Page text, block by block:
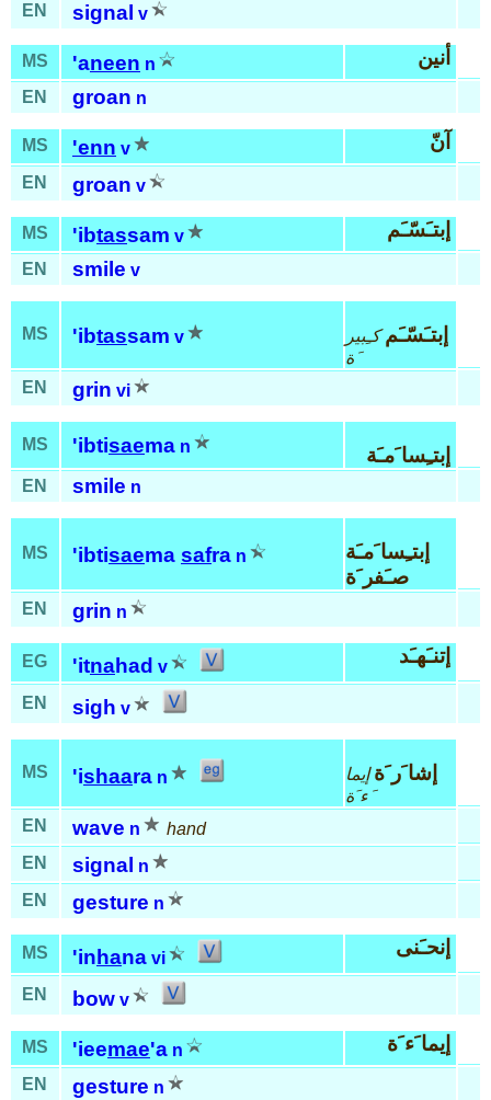
EN signal v
MS 'aneen n أنين
EN groan n
MS 'enn v آنّ
EN groan v
MS 'ibtassam v إبتـَسّـَم
EN smile v
MS 'ibtassam v إبتـَسّـَم كـِبير
َة
EN
grin vi
MS 'ibtisaema n إبتـِسا َمـَة
EN smile n
MS 'ibtisaema safra n
إبتـِسا َمـَة
صـَفر َة
EN grin n
EG 'itnahad v إتنـَهـَد
EN sigh v
MS 'ishaara n إشا َر َة إيما
َء َة
EN
wave n
hand
EN
signal n
EN
gesture n
MS 'inhana vi إنحـَنى
EN bow v
MS 'ieemae'a n إيما َء َة
EN gesture n